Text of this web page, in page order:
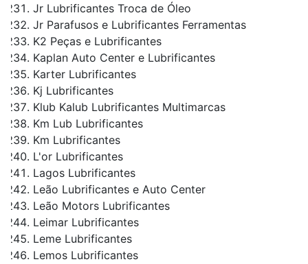
Jr Lubrificantes Troca de Óleo
Jr Parafusos e Lubrificantes Ferramentas
K2 Peças e Lubrificantes
Kaplan Auto Center e Lubrificantes
Karter Lubrificantes
Kj Lubrificantes
Klub Kalub Lubrificantes Multimarcas
Km Lub Lubrificantes
Km Lubrificantes
L'or Lubrificantes
Lagos Lubrificantes
Leão Lubrificantes e Auto Center
Leão Motors Lubrificantes
Leimar Lubrificantes
Leme Lubrificantes
Lemos Lubrificantes